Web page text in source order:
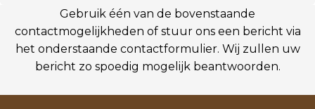
Gebruik één van de bovenstaande
contactmogelijkheden of stuur ons een bericht via
het onderstaande contactformulier. Wij zullen uw
bericht zo spoedig mogelijk beantwoorden.